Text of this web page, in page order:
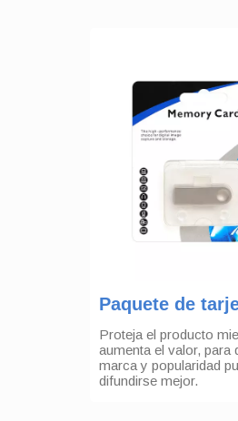
Paquete de
Proteja el producto
aumenta el valor, para
marca y popularidad
difundirse mejor.